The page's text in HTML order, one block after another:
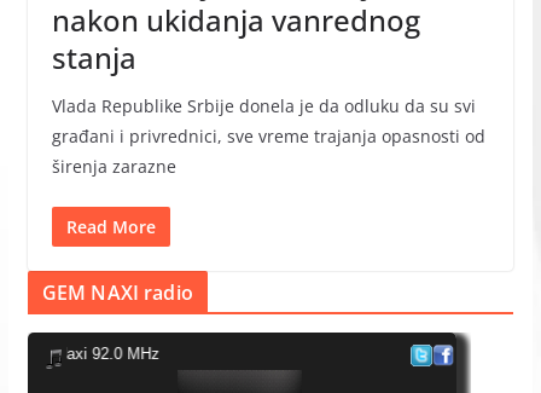
nakon ukidanja vanrednog
stanja
Vlada Republike Srbije donela je da odluku da su svi
građani i privrednici, sve vreme trajanja opasnosti od
širenja zarazne
Read More
GEM NAXI radio